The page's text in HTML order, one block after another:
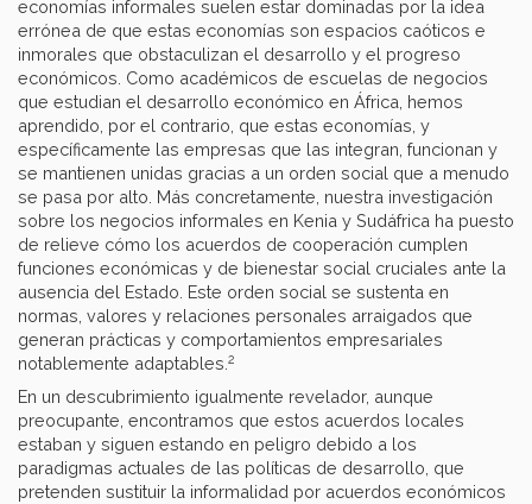
economías informales suelen estar dominadas por la idea
errónea de que estas economías son espacios caóticos e
inmorales que obstaculizan el desarrollo y el progreso
económicos. Como académicos de escuelas de negocios
que estudian el desarrollo económico en África, hemos
aprendido, por el contrario, que estas economías, y
específicamente las empresas que las integran, funcionan y
se mantienen unidas gracias a un orden social que a menudo
se pasa por alto. Más concretamente, nuestra investigación
sobre los negocios informales en Kenia y Sudáfrica ha puesto
de relieve cómo los acuerdos de cooperación cumplen
funciones económicas y de bienestar social cruciales ante la
ausencia del Estado. Este orden social se sustenta en
normas, valores y relaciones personales arraigados que
generan prácticas y comportamientos empresariales
notablemente adaptables. 2
En un descubrimiento igualmente revelador, aunque
preocupante, encontramos que estos acuerdos locales
estaban y siguen estando en peligro debido a los
paradigmas actuales de las políticas de desarrollo, que
pretenden sustituir la informalidad por acuerdos económicos